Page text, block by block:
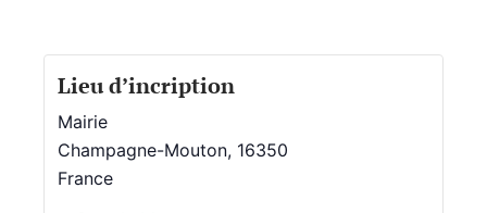
Lieu d’incription
Mairie
Champagne-Mouton, 16350
France